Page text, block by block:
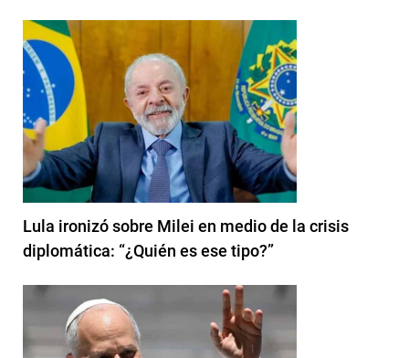
Lula ironizó sobre Milei en medio de la crisis
diplomática: “¿Quién es ese tipo?”